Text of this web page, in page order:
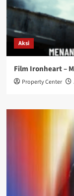
Aksi
Film Ironheart –
Property Center